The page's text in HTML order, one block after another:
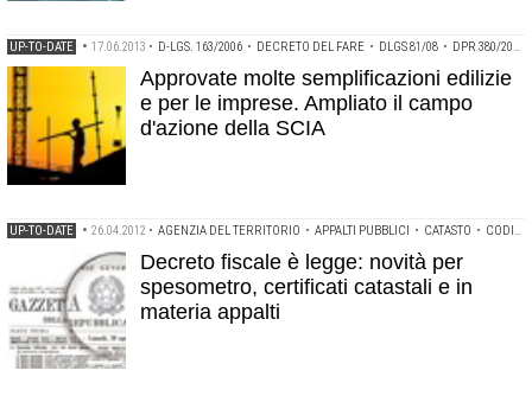
UP-TO-DATE • 17.06.2013 • D-LGS. 163/2006 • DECRETO DEL FARE • DLGS 81/08 • DPR 380/2001
Approvate molte semplificazioni edilizie
e per le imprese. Ampliato il campo
d'azione della SCIA
UP-TO-DATE • 26.04.2012 • AGENZIA DEL TERRITORIO • APPALTI PUBBLICI • CATASTO • CODICE DEI CONTRATTI
Decreto fiscale è legge: novità per
spesometro, certificati catastali e in
materia appalti